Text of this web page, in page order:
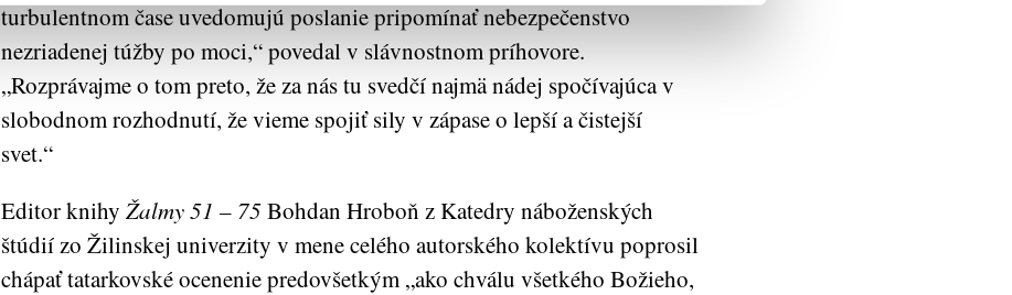
turbulentnom čase uvedomujú poslanie pripomínať nebezpečenstvo
nezriadenej túžby po moci,“ povedal v slávnostnom príhovore.
„Rozprávajme o tom preto, že za nás tu svedčí najmä nádej spočívajúca v
slobodnom rozhodnutí, že vieme spojiť sily v zápase o lepší a čistejší
svet.“
Editor knihy Žalmy 51 – 75Bohdan Hroboň z Katedry náboženských
štúdií zo Žilinskej univerzity v mene celého autorského kolektívu poprosil
chápať tatarkovské ocenenie predovšetkým „ako chválu všetkého Božieho,